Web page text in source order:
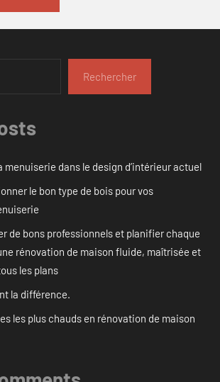
Rechercher
menuiserie dans le design d’intérieur actuel
le bon type de bois pour vos
de bons professionnels et planifier chaque
rénovation de maison fluide, maîtrisée et
les plans
la différence.
les plus chauds en rénovation de maison